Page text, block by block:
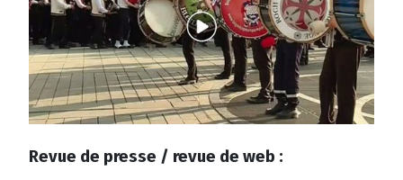
Revue de presse / revue de web :